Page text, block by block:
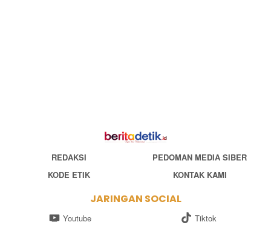
REDAKSI
PEDOMAN MEDIA SIBER
KODE ETIK
KONTAK KAMI
JARINGAN SOCIAL
Youtube Tiktok